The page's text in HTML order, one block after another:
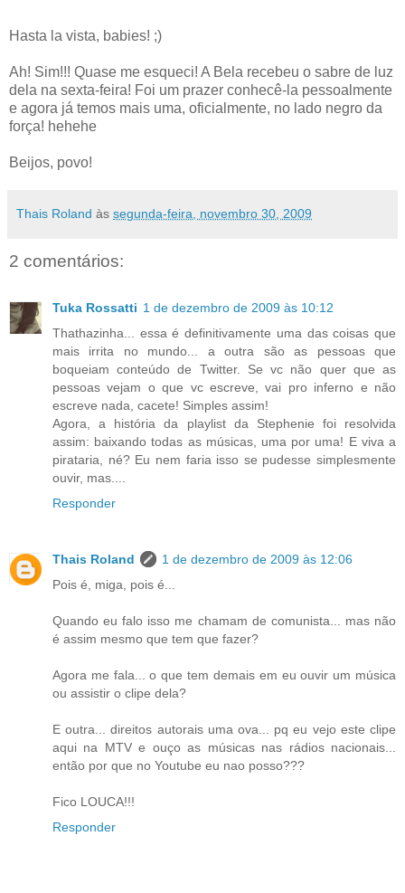
Hasta la vista, babies! ;)
Ah! Sim!!! Quase me esqueci! A Bela recebeu o sabre de luz
dela na sexta-feira! Foi um prazer conhecê-la pessoalmente
e agora já temos mais uma, oficialmente, no lado negro da
força! hehehe
Beijos, povo!
Thais Roland às segunda-feira, novembro 30, 2009
2 comentários:
Tuka Rossatti 1 de dezembro de 2009 às 10:12
Thathazinha... essa é definitivamente uma das coisas que
mais irrita no mundo... a outra são as pessoas que
boqueiam conteúdo de Twitter. Se vc não quer que as
pessoas vejam o que vc escreve, vai pro inferno e não
escreve nada, cacete! Simples assim!
Agora, a história da playlist da Stephenie foi resolvida
assim: baixando todas as músicas, uma por uma! E viva a
pirataria, né? Eu nem faria isso se pudesse simplesmente
ouvir, mas....
Responder
Thais Roland
1 de dezembro de 2009 às 12:06
Pois é, miga, pois é...
Quando eu falo isso me chamam de comunista... mas não
é assim mesmo que tem que fazer?
Agora me fala... o que tem demais em eu ouvir um música
ou assistir o clipe dela?
E outra... direitos autorais uma ova... pq eu vejo este clipe
aqui na MTV e ouço as músicas nas rádios nacionais...
então por que no Youtube eu nao posso???
Fico LOUCA!!!
Responder